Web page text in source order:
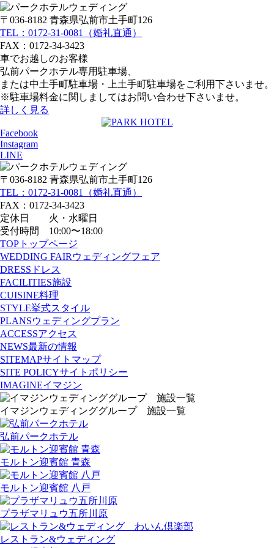
〒036-8182 青森県弘前市土手町126
TEL：0172-31-0081（婚礼直通）
FAX：0172-34-3423
車でお越しのお客様
弘前パークホテル専用駐車場、
または中土手町駐車場・上土手町駐車場をご利用下さいませ。
※駐車場料金に関しましてはお問い合わせ下さいませ。
詳しく見る
Facebook
Instagram
LINE
〒036-8182 青森県弘前市土手町126
TEL：0172-31-0081（婚礼直通）
FAX：0172-34-3423
定休日 火・水曜日
受付時間 10:00〜18:00
TOP トップページ
WEDDING FAIR ウェディングフェア
DRESS ドレス
FACILITIES施設
CUISINE料理
STYLE挙式スタイル
PLANSウェディングプラン
ACCESSアクセス
NEWS最新の情報
SITEMAPサイトマップ
SITE POLICYサイトポリシー
IMAGINEイマジン
イマジンウェディンググループ 施設一覧
弘前パークホテル
モルトン迎賓館 青森
モルトン迎賓館 八戸
プラザマリュウ五所川原
レストラン&ウェディング